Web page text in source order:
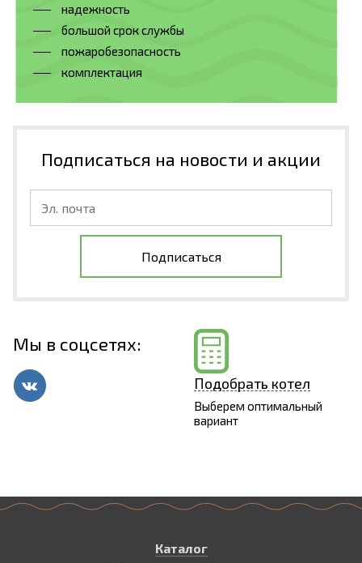
надежность
большой срок службы
пожаробезопасность
комплектация
Подписаться на новости и акции
Подписаться
Мы в соцсетях:
Подобрать котел
Выберем оптимальный
вариант
Каталог